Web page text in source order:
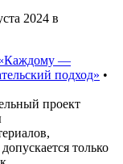
2024 в
—
подход» •
проект
только